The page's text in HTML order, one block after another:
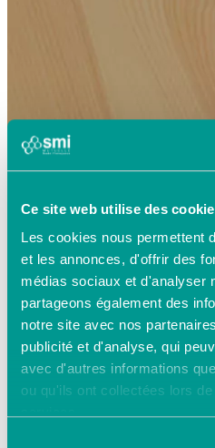
Ce site web utilise des
Les cookies nous permettent
et les annonces, d'offrir des
médias sociaux et d'analyser
partageons également des
notre site avec nos
publicité et d'analyse, qui
avec d'autres informations
ou qu'ils ont collectées lors